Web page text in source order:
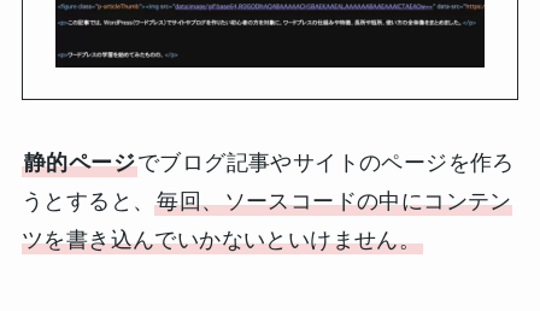
静的ページでブログ記事やサイトのページを作ろ
うとすると、毎回、ソースコードの中にコンテン
ツを書き込んでいかないといけません。